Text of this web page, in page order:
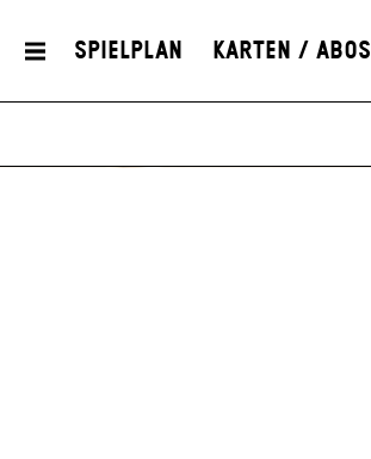
Spielplan Karten / Abos